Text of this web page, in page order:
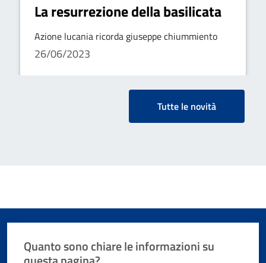
La resurrezione della basilicata
Azione lucania ricorda giuseppe chiummiento
26/06/2023
Tutte le novità
Quanto sono chiare le informazioni su